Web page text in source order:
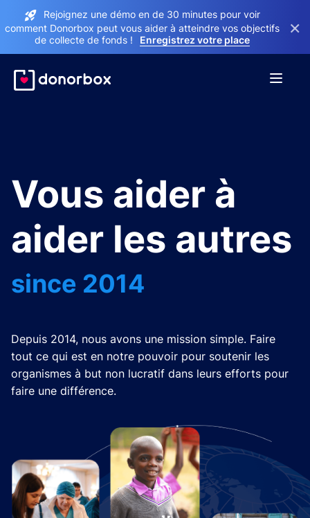
Rejoignez une démo en de 30 minutes pour voir
comment Donorbox peut vous aider à atteindre vos objectifs
de collecte de fonds !
Enregistrez votre place
×
Vous aider à
aider les autres
since 2014
Depuis 2014, nous avons une mission simple. Faire
tout ce qui est en notre pouvoir pour soutenir les
organismes à but non lucratif dans leurs efforts pour
faire une différence.